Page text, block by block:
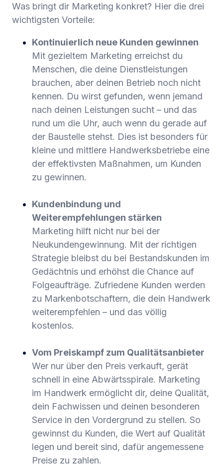
Was bringt dir Marketing konkret? Hier die drei
wichtigsten Vorteile:
Kontinuierlich neue Kunden gewinnen
Mit gezieltem Marketing erreichst du
Menschen, die deine Dienstleistungen
brauchen, aber deinen Betrieb noch nicht
kennen. Du wirst gefunden, wenn jemand
nach deinen Leistungen sucht – und das
rund um die Uhr, auch wenn du gerade auf
der Baustelle stehst. Dies ist besonders für
kleine und mittlere Handwerksbetriebe eine
der effektivsten Maßnahmen, um Kunden
zu gewinnen.
Kundenbindung und
Weiterempfehlungen stärken
Marketing hilft nicht nur bei der
Neukundengewinnung. Mit der richtigen
Strategie bleibst du bei Bestandskunden im
Gedächtnis und erhöhst die Chance auf
Folgeaufträge. Zufriedene Kunden werden
zu Markenbotschaftern, die dein Handwerk
weiterempfehlen – und das völlig
kostenlos.
Vom Preiskampf zum Qualitätsanbieter
Wer nur über den Preis verkauft, gerät
schnell in eine Abwärtsspirale. Marketing
im Handwerk ermöglicht dir, deine Qualität,
dein Fachwissen und deinen besonderen
Service in den Vordergrund zu stellen. So
gewinnst du Kunden, die Wert auf Qualität
legen und bereit sind, dafür angemessene
Preise zu zahlen.